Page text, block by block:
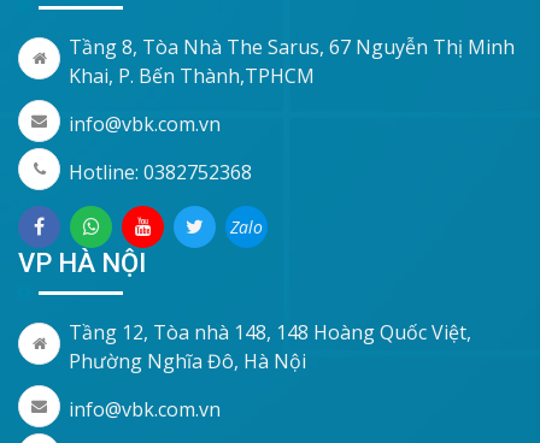
Tầng 8, Tòa Nhà The Sarus, 67 Nguyễn Thị Minh
Khai, P. Bến Thành,TPHCM
info@vbk.com.vn
Hotline: 0382752368
Zalo
VP HÀ NỘI
Tầng 12, Tòa nhà 148, 148 Hoàng Quốc Việt,
Phường Nghĩa Đô, Hà Nội
info@vbk.com.vn